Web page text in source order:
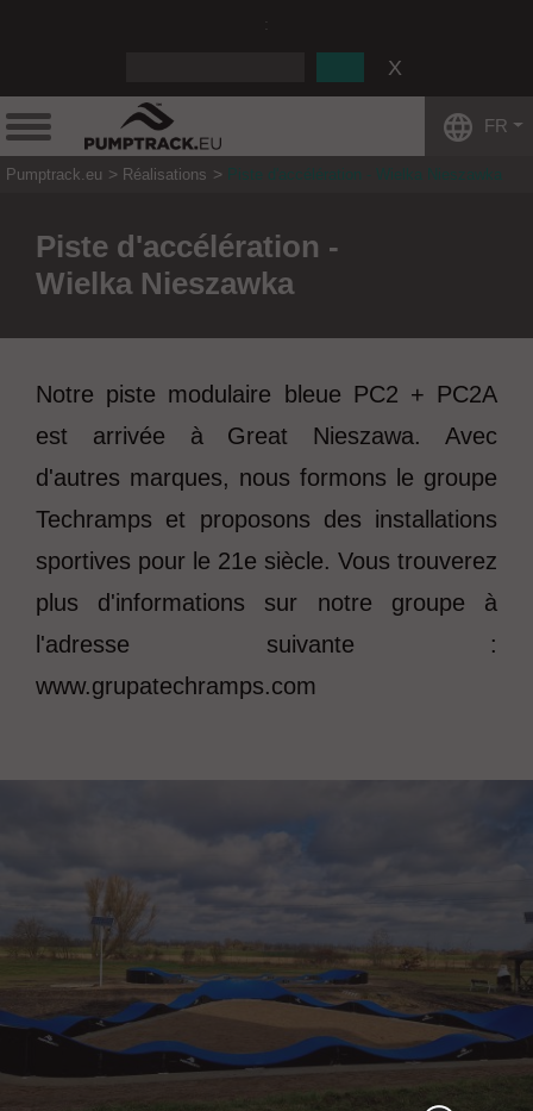
FR
Pumptrack.eu Réalisations Piste d'accélération - Wielka Nieszawka
Piste d'accélération -
Wielka Nieszawka
Notre piste modulaire bleue PC2 + PC2A
est arrivée à Great Nieszawa. Avec
d'autres marques, nous formons le groupe
Techramps et proposons des installations
sportives pour le 21e siècle. Vous trouverez
plus d'informations sur notre groupe à
l'adresse suivante :
www.grupatechramps.com